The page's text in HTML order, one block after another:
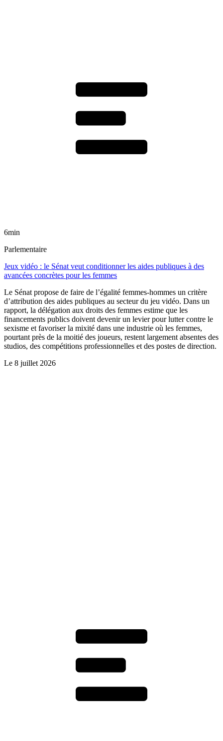
6min
Parlementaire
Jeux vidéo : le Sénat veut conditionner les aides publiques à des
avancées concrètes pour les femmes
Le Sénat propose de faire de l’égalité femmes-hommes un critère
d’attribution des aides publiques au secteur du jeu vidéo. Dans un
rapport, la délégation aux droits des femmes estime que les
financements publics doivent devenir un levier pour lutter contre le
sexisme et favoriser la mixité dans une industrie où les femmes,
pourtant près de la moitié des joueurs, restent largement absentes des
studios, des compétitions professionnelles et des postes de direction.
Le 8 juillet 2026